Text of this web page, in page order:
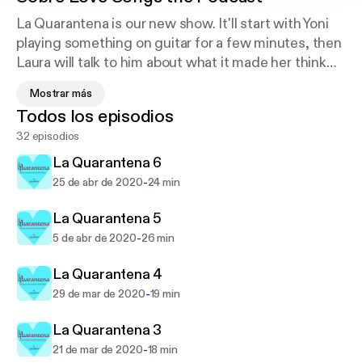
La Quarantena is our new show. It'll start with Yoni
playing something on guitar for a few minutes, then
Laura will talk to him about what it made her think
Love Songs is a podcast from FineFineWhatever, a
married couple with two kids. We are an English
teacher/musician and a therapist/all-around genius.
On each episode, we choose two love songs we
so awesome.
Mostrar más
Todos los episodios
32 episodios
La Quarantena 6
25 de abr de 2020-24 min
La Quarantena 5
5 de abr de 2020-26 min
La Quarantena 4
29 de mar de 2020-19 min
La Quarantena 3
21 de mar de 2020-18 min